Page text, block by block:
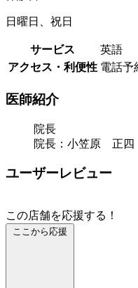
日曜日、祝日
サービス
英語
アクセス・利便性 電話予
医師紹介
院長
院長：小笠原 正四
ユーザーレビュー
この店舗を応援する！
ここから応援